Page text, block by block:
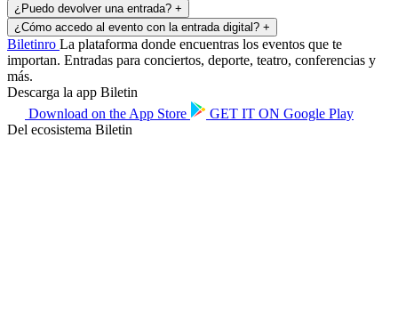
¿Puedo devolver una entrada? +
¿Cómo accedo al evento con la entrada digital? +
Biletinro La plataforma donde encuentras los eventos que te
importan. Entradas para conciertos, deporte, teatro, conferencias y
más.
Descarga la app Biletin
Download on the App Store GET IT ON Google Play
Del ecosistema Biletin